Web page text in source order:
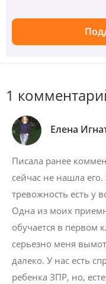
1
Елена
Писала ранее
сейчас не нашла
тревожность есть у
Одна из моих
обучается в первом
серьезно меня
далеко. У нас есть
ребенка ЗПР, но,